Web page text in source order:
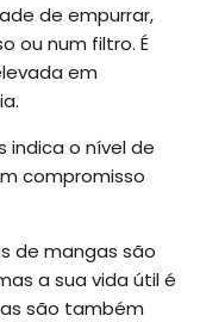
de empurrar,
ou num filtro. É
em
indica o nível de
compromisso
de mangas são
a sua vida útil é
são também